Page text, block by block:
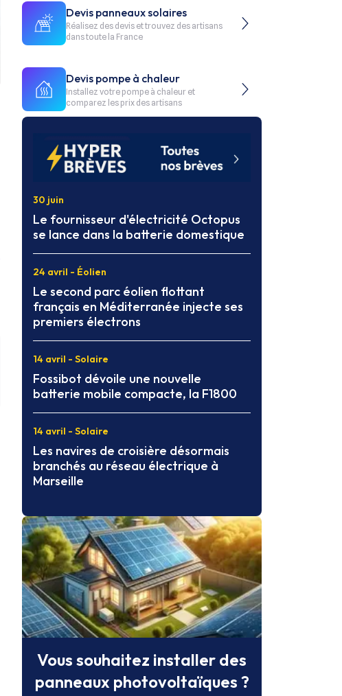
Devis panneaux solaires
Réalisez des devis et trouvez des artisans
dans toute la France
Devis pompe à chaleur
Installez votre pompe à chaleur et
comparez les prix des artisans
30 juin
Le fournisseur d'électricité Octopus
se lance dans la batterie domestique
24 avril - Éolien
Le second parc éolien flottant
français en Méditerranée injecte ses
premiers électrons
14 avril - Solaire
Fossibot dévoile une nouvelle
batterie mobile compacte, la F1800
14 avril - Solaire
Les navires de croisière désormais
branchés au réseau électrique à
Marseille
Vous souhaitez installer des
panneaux photovoltaïques ?